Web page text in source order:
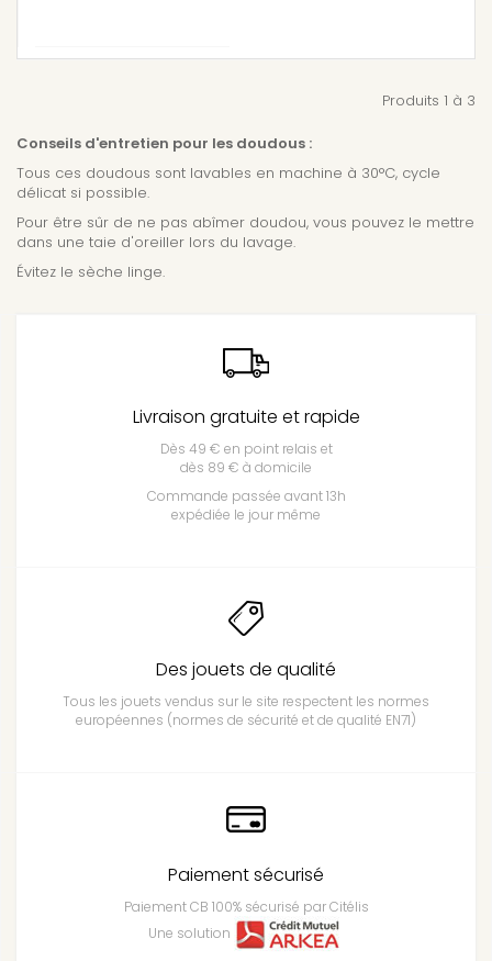
Produits 1 à 3
Conseils d'entretien pour les doudous :
Tous ces doudous sont lavables en machine à 30°C, cycle
délicat si possible.
Pour être sûr de ne pas abîmer doudou, vous pouvez le mettre
dans une taie d'oreiller lors du lavage.
Évitez le sèche linge.
Livraison gratuite et rapide
Dès 49 € en point relais et
dès 89 € à domicile
Commande passée avant 13h
expédiée le jour même
Des jouets de qualité
Tous les jouets vendus sur le site respectent les normes
européennes (normes de sécurité et de qualité EN71)
Paiement sécurisé
Paiement CB 100% sécurisé par Citélis
Une solution